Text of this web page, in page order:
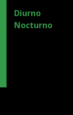
Diurno
Nocturno